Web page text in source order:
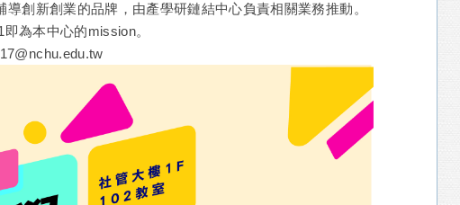
創新創業的品牌，由產學研鏈結中心負責相關業務推動。
為本中心的mission。